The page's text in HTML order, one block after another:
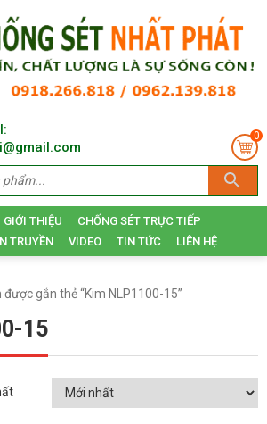
0
GIỚI THIỆU
CHỐNG SÉT TRỰC TIẾP
TRUYỀN
VIDEO TIN TỨC LIÊN HỆ
gắn thẻ “Kim NLP1100-15”
15